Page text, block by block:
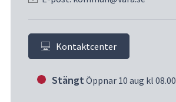
Kontaktcenter
Stängt Öppnar 10 aug kl 08.00